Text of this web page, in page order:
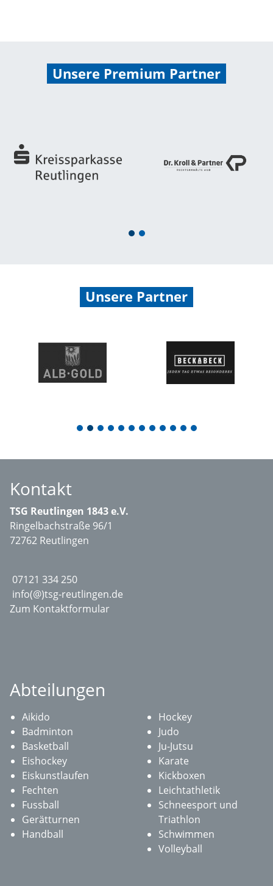
Unsere Premium Partner
1 2
Unsere Partner
1 2 3 4 5 6 7 8 9 101112
Kontakt
TSG Reutlingen 1843 e.V.
Ringelbachstraße 96/1
72762 Reutlingen
07121 334 250
info(@)tsg-reutlingen.de
Zum Kontaktformular
Abteilungen
Aikido
Badminton
Basketball
Eishockey
Eiskunstlaufen
Fechten
Fussball
Gerätturnen
Handball
Hockey
Judo
Ju-Jutsu
Karate
Kickboxen
Leichtathletik
Schneesport und
Triathlon
Schwimmen
Volleyball